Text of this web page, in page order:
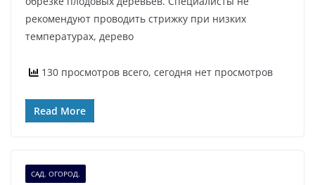
рекомендуют проводить стрижку при низких
температурах, дерево
130 просмотров всего, сегодня нет просмотров
Read More
САД. ОГОРОД.